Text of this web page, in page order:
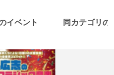
イベント 同カテゴリの